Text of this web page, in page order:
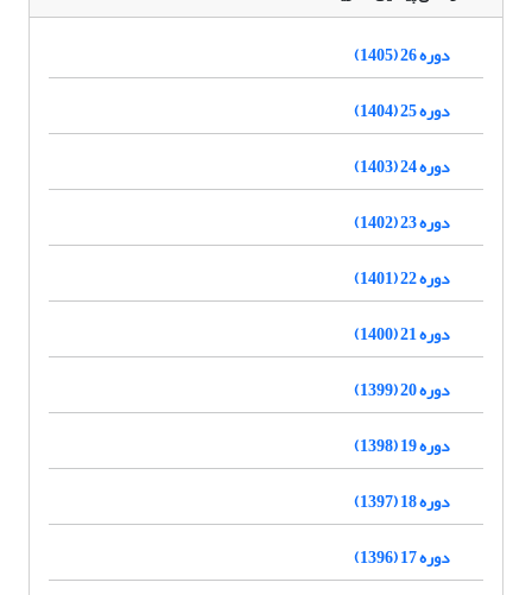
دوره 26 (1405)
دوره 25 (1404)
دوره 24 (1403)
دوره 23 (1402)
دوره 22 (1401)
دوره 21 (1400)
دوره 20 (1399)
دوره 19 (1398)
دوره 18 (1397)
دوره 17 (1396)